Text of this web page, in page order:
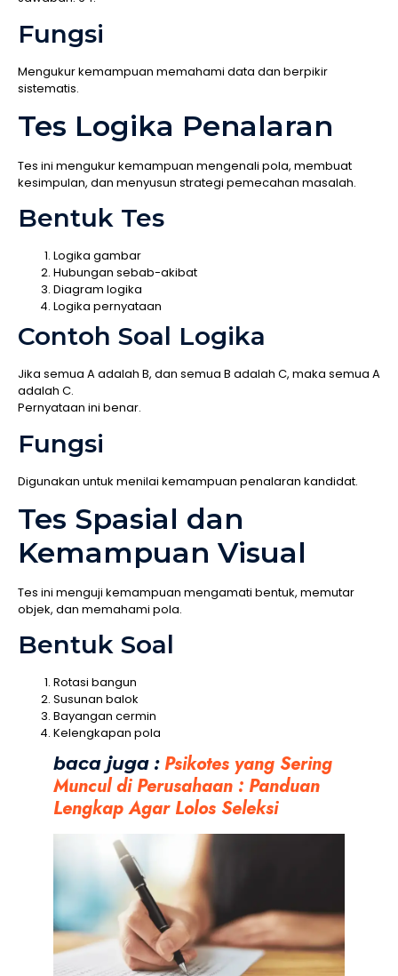
Fungsi
Mengukur kemampuan memahami data dan berpikir
sistematis.
Tes Logika Penalaran
Tes ini mengukur kemampuan mengenali pola, membuat
kesimpulan, dan menyusun strategi pemecahan masalah.
Bentuk Tes
Logika gambar
Hubungan sebab-akibat
Diagram logika
Logika pernyataan
Contoh Soal Logika
Jika semua A adalah B, dan semua B adalah C, maka semua A
adalah C.
Pernyataan ini benar.
Fungsi
Digunakan untuk menilai kemampuan penalaran kandidat.
Tes Spasial dan
Kemampuan Visual
Tes ini menguji kemampuan mengamati bentuk, memutar
objek, dan memahami pola.
Bentuk Soal
Rotasi bangun
Susunan balok
Bayangan cermin
Kelengkapan pola
baca juga : Psikotes yang Sering
Muncul di Perusahaan : Panduan
Lengkap Agar Lolos Seleksi